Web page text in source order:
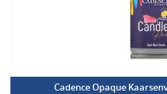
Cadence Opaque